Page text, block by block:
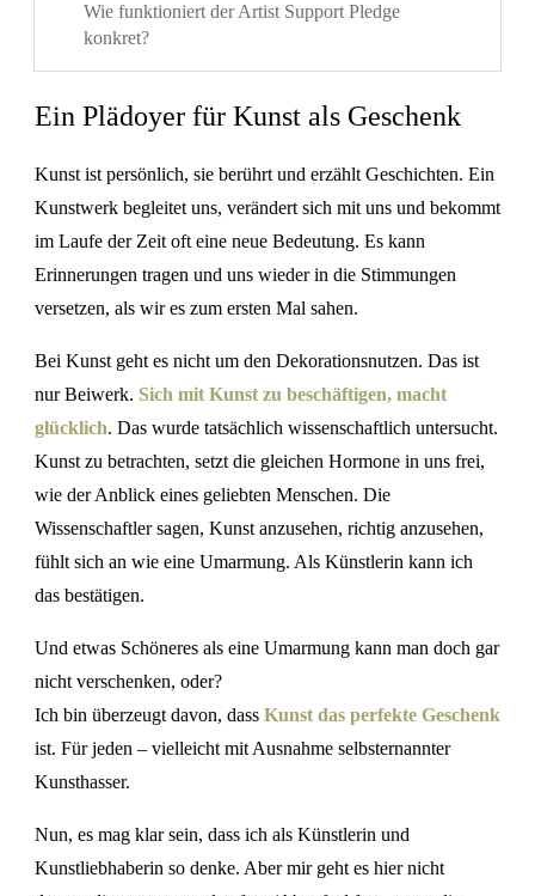
Wie funktioniert der Artist Support Pledge
konkret?
Ein Plädoyer für Kunst als Geschenk
Kunst ist persönlich, sie berührt und erzählt Geschichten. Ein
Kunstwerk begleitet uns, verändert sich mit uns und bekommt
im Laufe der Zeit oft eine neue Bedeutung. Es kann
Erinnerungen tragen und uns wieder in die Stimmungen
versetzen, als wir es zum ersten Mal sahen.
Bei Kunst geht es nicht um den Dekorationsnutzen. Das ist
nur Beiwerk. Sich mit Kunst zu beschäftigen, macht
glücklich. Das wurde tatsächlich wissenschaftlich untersucht.
Kunst zu betrachten, setzt die gleichen Hormone in uns frei,
wie der Anblick eines geliebten Menschen. Die
Wissenschaftler sagen, Kunst anzusehen, richtig anzusehen,
fühlt sich an wie eine Umarmung. Als Künstlerin kann ich
das bestätigen.
Und etwas Schöneres als eine Umarmung kann man doch gar
nicht verschenken, oder?
Ich bin überzeugt davon, dass Kunst das perfekte Geschenk
ist. Für jeden – vielleicht mit Ausnahme selbsternannter
Kunsthasser.
Nun, es mag klar sein, dass ich als Künstlerin und
Kunstliebhaberin so denke. Aber mir geht es hier nicht